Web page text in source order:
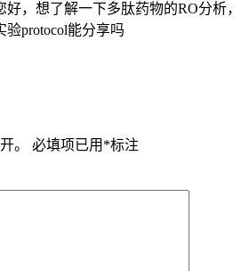
好，想了解一下多肽药物的RO分析，
验protocol能分享吗
。 必填项已用 *标注